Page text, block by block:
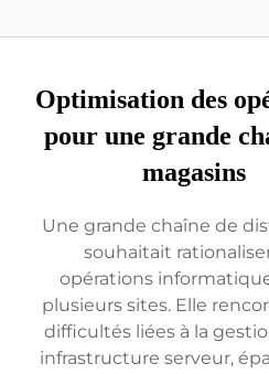
Optimisation des
pour une grande
magasins
Une grande chaîne de
souhaitait
opérations
plusieurs sites. Elle
difficultés liées à la
infrastructure serveur,